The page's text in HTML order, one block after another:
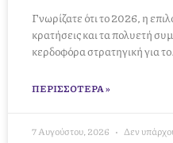
Γνωρίζατε ότι το 2026, η
κρατήσεις και τα πολυετή
κερδοφόρα στρατηγική για
ΠΕΡΙΣΣΌΤΕΡΑ »
7 Αυγούστου, 2026 Δεν